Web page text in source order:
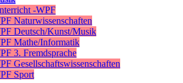
-WPF
Naturwissenschaften
Deutsch/Kunst/Musik
Mathe/Informatik
3. Fremdsprache
Gesellschaftswissenschaften
Sport